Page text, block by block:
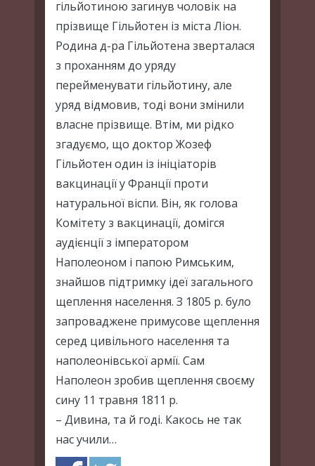
гільйотиною загинув чоловік на
прізвище Гільйотен із міста Ліон.
Родина д-ра Гільйотена зверталася
з проханням до уряду
перейменувати гільйотину, але
уряд відмовив, тоді вони змінили
власне прізвище. Втім, ми рідко
згадуємо, що доктор Жозеф
Гільйотен один із ініціаторів
вакцинації у Франції проти
натуральної віспи. Він, як голова
Комітету з вакцинації, домігся
аудієнції з імператором
Наполеоном і папою Римським,
знайшов підтримку ідеї загального
щеплення населення. З 1805 р. було
запроваджене примусове щеплення
серед цивільного населення та
наполеонівської армії. Сам
Наполеон зробив щеплення своєму
сину 11 травня 1811 р.
– Дивина, та й годі. Какось не так
нас учили…